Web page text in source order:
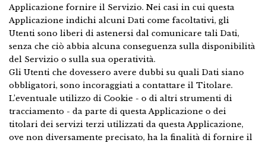
Applicazione fornire il Servizio. Nei casi in cui questa
Applicazione indichi alcuni Dati come facoltativi, gli
Utenti sono liberi di astenersi dal comunicare tali Dati,
senza che ciò abbia alcuna conseguenza sulla disponibilità
del Servizio o sulla sua operatività.
Gli Utenti che dovessero avere dubbi su quali Dati siano
obbligatori, sono incoraggiati a contattare il Titolare.
L’eventuale utilizzo di Cookie - o di altri strumenti di
tracciamento - da parte di questa Applicazione o dei
titolari dei servizi terzi utilizzati da questa Applicazione,
ove non diversamente precisato, ha la finalità di fornire il